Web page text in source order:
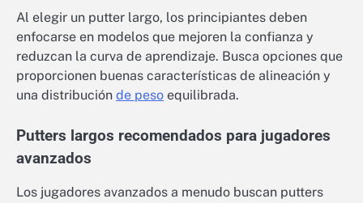
Al elegir un putter largo, los principiantes deben
enfocarse en modelos que mejoren la confianza y
reduzcan la curva de aprendizaje. Busca opciones que
proporcionen buenas características de alineación y
una distribución de peso equilibrada.
Putters largos recomendados para jugadores
avanzados
Los jugadores avanzados a menudo buscan putters